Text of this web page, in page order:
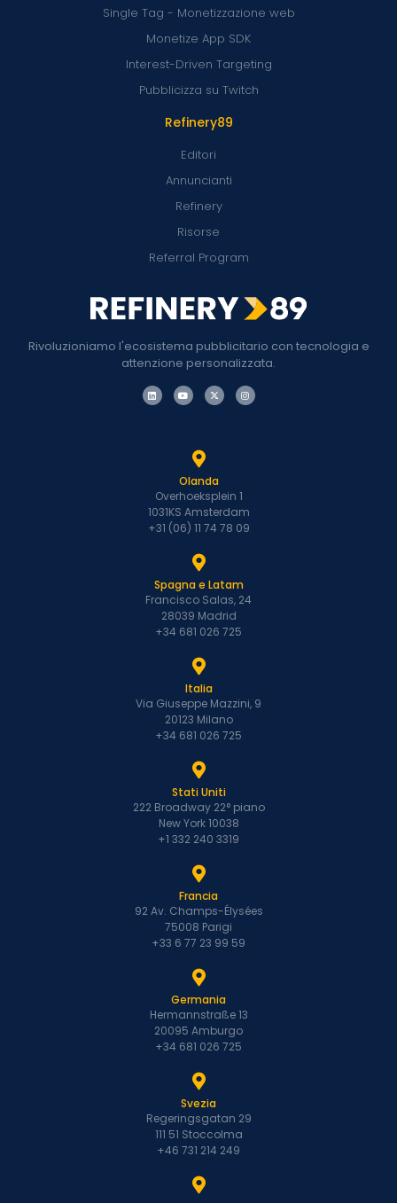
Rivoluzioniamo l'ecosistema pubblicitario con tecnologia e
attenzione personalizzata.
Refinery89
Editori
Annuncianti
Refinery
Risorse
Referral Program
Single Tag - Monetizzazione web
Monetize App SDK
Interest-Driven Targeting
Pubblicizza su Twitch
Olanda
Overhoeksplein 1
1031KS Amsterdam
+31 (06) 11 74 78 09
Spagna e Latam
Francisco Salas, 24
28039 Madrid
+34 681 026 725
Italia
Via Giuseppe Mazzini, 9
20123 Milano
+34 681 026 725
Stati Uniti
222 Broadway 22° piano
New York 10038
+1 332 240 3319
Francia
92 Av. Champs-Élysées
75008 Parigi
+33 6 77 23 99 59
Germania
Hermannstraße 13
20095 Amburgo
+34 681 026 725
Svezia
Regeringsgatan 29
111 51 Stoccolma
+46 731 214 249